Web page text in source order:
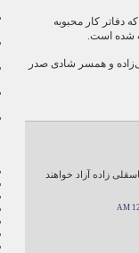
کار محبوبه
شده است.
و همسر شادی صدر
زاده آزاد خواهند